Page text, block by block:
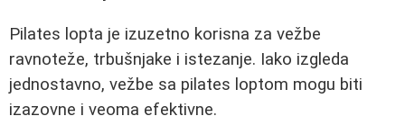
Pilates lopta je izuzetno korisna za vežbe
ravnoteže, trbušnjake i istezanje. Iako izgleda
jednostavno, vežbe sa pilates loptom mogu biti
izazovne i veoma efektivne.